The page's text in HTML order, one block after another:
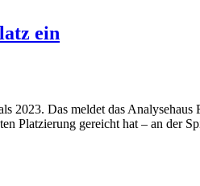
ein
Das meldet das
Platzierung gereicht hat – an der